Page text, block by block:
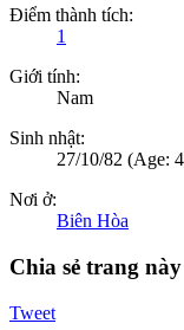
Điểm thành tích:
1
Giới tính:
Nam
Sinh nhật:
27/10/82 (Age:
Nơi ở:
Biên Hòa
Chia sẻ trang này
Tweet